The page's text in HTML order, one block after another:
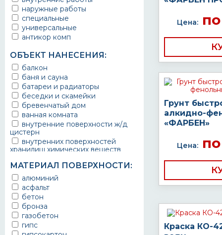
Покрытие
грунт эмаль
защитное покрытие
наружные работы
специальные
универсальные
антикор комп
ОБЪЕКТ НАНЕСЕНИЯ:
балкон
баня и сауна
батареи и радиаторы
беседки и скамейки
бревенчатый дом
ванная комната
внутренние поверхности ж/д
цистерн
внутренних поверхностей
хранилищ химических веществ
ворота
выхлопные системы
автомобилей
газопроводы
гараж
гидротехнические сооружения
городской транспорт
грузовые вагоны
МАТЕРИАЛ ПОВЕРХНОСТИ:
алюминий
асфальт
бетон
бронза
газобетон
гипс
Цена:по
Грунт
алкидно-
«ФАРБЕН»
Цена:по
Краска КО-